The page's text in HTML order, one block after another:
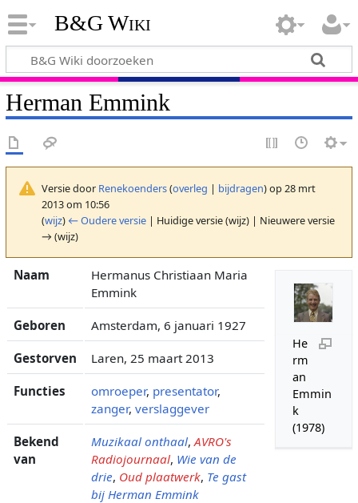
B&G Wiki
Herman Emmink
Versie door Renekoenders(overleg | bijdragen)op 28 mrt
2013 om 10:56
(wijz) ← Oudere versie| Huidige versie (wijz) | Nieuwere versie
→ (wijz)
He
rm
an
Emmin
k
(1978)
Naam
Hermanus Christiaan Maria
Emmink
Geboren Amsterdam, 6 januari 1927
Gestorven Laren, 25 maart 2013
Functies omroeper, presentator,
zanger, verslaggever
Bekend
van
Muzikaal onthaal, AVRO's
Radiojournaal, Wie van de
drie, Oud plaatwerk, Te gast
bij Herman Emmink